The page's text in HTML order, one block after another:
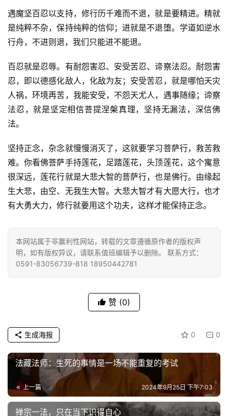
资
讯
八
点
僧
音
高
僧
访
谈
菩
提
益
善
佛
教
人
遇魔坚百忍以支持，修行历千难而不退，就是要精进。精就
是纯粹不杂，保持纯粹的信仰；进就是不退堕。学道如逆水
行舟，不进则退，我们只能进不能退。
百忍就是忍辱。有耐怨害忍、安受苦忍、谛察法忍。耐怨害
忍，即以德感化敌人，化敌为友；安受苦忍，就是哪怕天灾
人祸，环境再苦，我能安受，不怨天尤人，遇事随缘；谛察
法忍，就是坚定相信菩提涅槃真理，坚持无漏法，深信佛
法。
坚持正念，杂念就慢慢消灭了，这就要学习菩萨行，救苦救
难。你看佛菩萨手持莲花，足踏莲花，头顶莲花，这个寓意
很深远，莲花行就是大悲大智的菩萨行，也是佛行。由缘起
生大悲，由空、无我生大智。大悲大智才有大愿大行，也才
有大勇大力，修行就要用这个功夫，这样才能保持正念。
本网站属于非赢利性网站，转载的文章遵循原作者的版权声
明，如有版权异议，请联系值班编辑予以删除。 联系方式：
0591-83056739-818 18950442781
赞 (0)
0 0
生成海报
法藏法师：生死的事情是一场不能重复的考试
上一篇 2024年9月25日 下午7:03
禅宗一法，只在当下识得自心